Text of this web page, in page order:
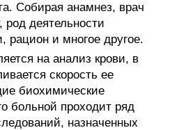
Собирая анамнез, врач
род деятельности
рацион и многое другое.
на анализ крови, в
скорость ее
биохимические
больной проходит ряд
назначенных